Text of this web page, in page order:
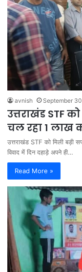
avnish September
उत्तराखंड STF
चल रहा 1 लाख
उत्तराखंड STF को मिली बड़ी
विवाद में दिन दहाड़े अपने ही…
Read More »